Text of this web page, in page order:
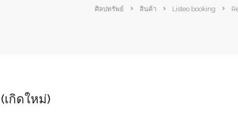
ศิลปทรัพย์ สินค้า Listeo booking
เกิดใหม่)